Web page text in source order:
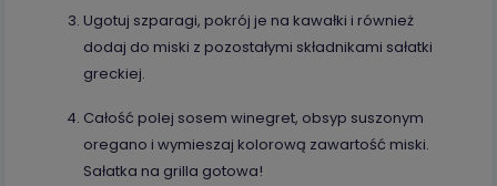
Ugotuj szparagi, pokrój je na kawałki i również
dodaj do miski z pozostałymi składnikami sałatki
greckiej.
Całość polej sosem winegret, obsyp suszonym
oregano i wymieszaj kolorową zawartość miski.
Sałatka na grilla gotowa!